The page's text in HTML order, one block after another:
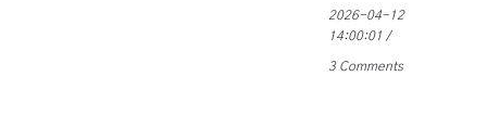
2026-04-12
14:00:01
3 Comments